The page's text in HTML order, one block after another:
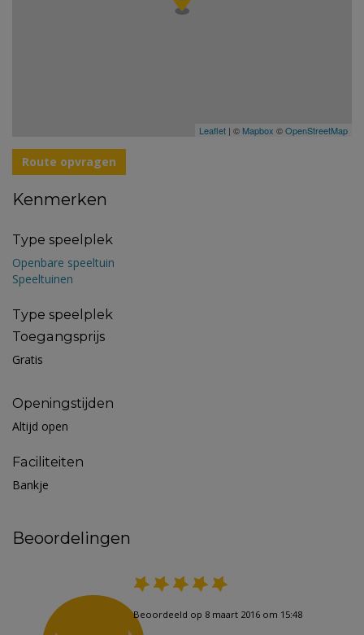
Leaflet | © Mapbox ©OpenStreetMap
Route opvragen
Kenmerken
Type speelplek
Openbare speeltuin
Speeltuinen
Type speelplek
Toegangsprijs
Gratis
Openingstijden
Altijd open
Faciliteiten
Bankje
Beoordelingen
Beoordeeld op 8 maart 2016 om 15:48